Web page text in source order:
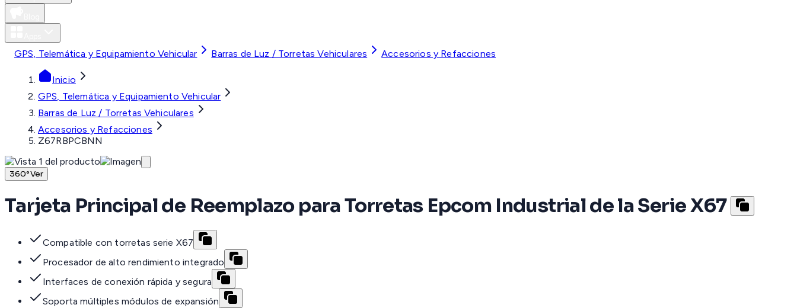
GPS, Telemática y Equipamiento Vehicular Barras de Luz / Torretas Vehiculares Accesorios y Refacciones
Inicio
GPS, Telemática y Equipamiento Vehicular
Barras de Luz / Torretas Vehiculares
Accesorios y Refacciones
Z67RBPCBNN
360°Ver
Tarjeta Principal de Reemplazo para Torretas Epcom Industrial de la Serie X67
Compatible con torretas serie X67
Procesador de alto rendimiento integrado
Interfaces de conexión rápida y segura
Soporta múltiples módulos de expansión